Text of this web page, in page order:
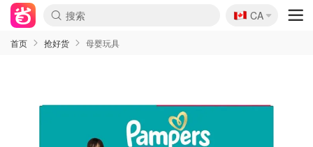
🇨🇦
CA
首页 抢好货 母婴玩具